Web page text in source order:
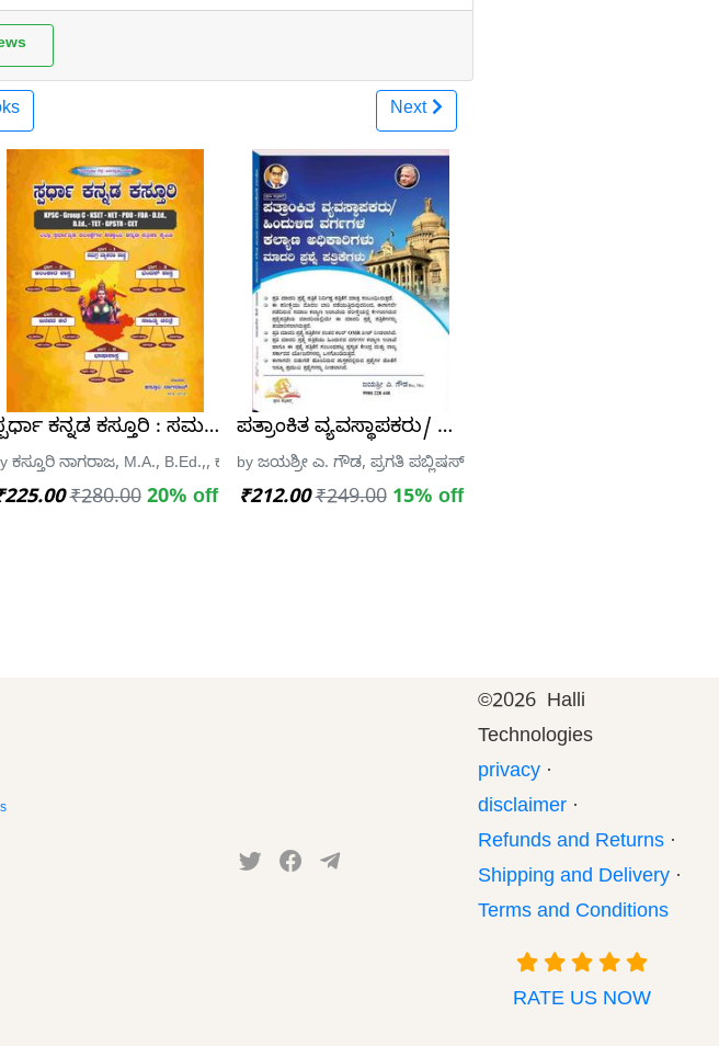
Next
ರಿಂದ)
ಮತ್ತು ಪ್ರಕಟಣಾಲಯ
ಕನ್ನಡ ಕಸ್ತೂರಿ : ಸಮಗ್ರ ಕನ್ನಡ ಪತ್ರಿಕಾ ಕೈಪಿಡಿ | ಕಸ್ತೂರಿ ನಾಗರಾಜ
ಕಸ್ತೂರಿ ನಾಗರಾಜ, M.A., B.Ed.,, ಕಸ್ತೂರಿ ನಾಗರಾಜ, M.A., B.Ed.,
₹280.00 20% off
ಪತ್ರಾಂಕಿತ ವ್ಯವಸ್ಥಾಪಕರು/ ಹಿಂದುಳಿದ ವರ್ಗಗಳ ಕಲ್ಯಾಣ
by ಜಯಶ್ರೀ ಎ. ಗೌಡ, ಪ್ರಗತಿ ಪಬ್ಲಿಷರ್ಸ್
₹212.00 ₹249.00 15% off
©2026 Halli
Technologies
privacy ·
disclaimer ·
Refunds and Returns ·
Shipping and Delivery ·
Terms and Conditions
RATE US NOW